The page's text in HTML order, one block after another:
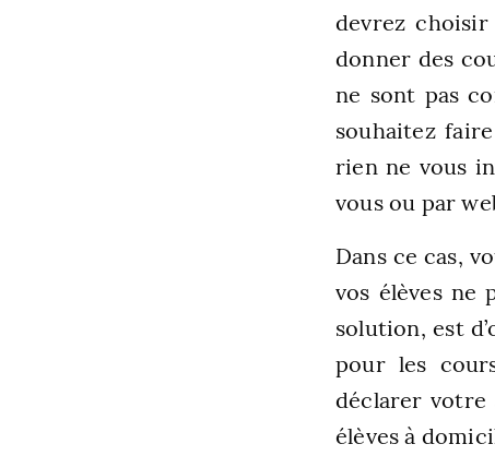
devrez
donner des
ne sont pas
souhaitez
rien ne vous
vous ou par
Dans ce cas,
vos élèves ne
solution, est
pour les
déclarer votre
élèves à